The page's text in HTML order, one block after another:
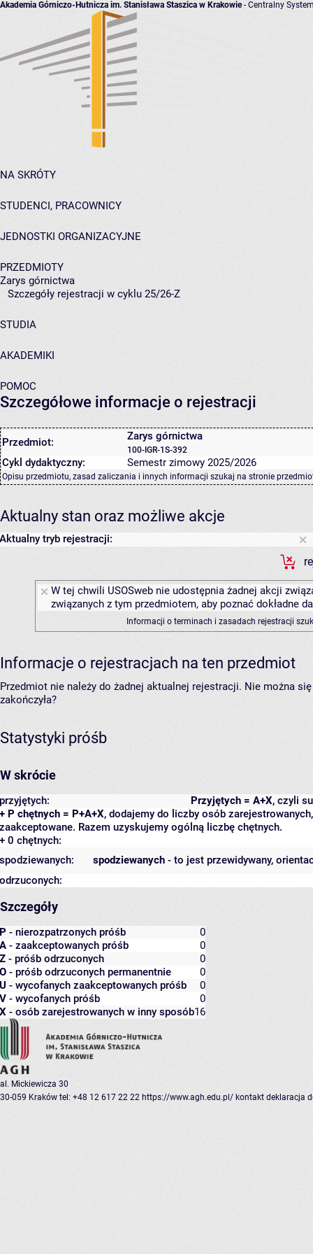
Akademia Górniczo-Hutnicza im. Stanisława Staszica w Krakowie- Centralny
NA SKRÓTY
STUDENCI, PRACOWNICY
JEDNOSTKI ORGANIZACYJNE
PRZEDMIOTY
Zarys górnictwa
Szczegóły rejestracji w cyklu 25/26-Z
STUDIA
AKADEMIKI
POMOC
Szczegółowe informacje o rejestracji
Przedmiot: Zarys górnictwa
100-IGR-1S-392
Cykl dydaktyczny: Semestr zimowy 2025/2026
Opisu przedmiotu, zasad zaliczania i innych informacji szukaj na stronie
Aktualny stan oraz możliwe akcje
Aktualny tryb rejestracji:
W tej chwili USOSweb nie udostępnia żadnej akcji
związanych z tym przedmiotem, aby poznać dokładne
Informacji o terminach i zasadach rejestracji
Informacje o rejestracjach na ten przedmiot
Przedmiot nie należy do żadnej aktualnej rejestracji. Nie można
zakończyła?
Statystyki próśb
W skrócie
Przyjętych = A+X, czyli
przyjętych:
+ P chętnych = P+A+X, dodajemy do liczby osób
zaakceptowane. Razem uzyskujemy ogólną liczbę chętnych.
+ 0 chętnych:
spodziewanych - to jest przewidywany,
spodziewanych:
odrzuconych:
Szczegóły
P - nierozpatrzonych próśb
0
A - zaakceptowanych próśb
0
Z - próśb odrzuconych
0
O - próśb odrzuconych permanentnie
0
U - wycofanych zaakceptowanych próśb
0
V - wycofanych próśb
0
X - osób zarejestrowanych w inny sposób16
al. Mickiewicza 30
30-059 Kraków tel: +48 12 617 22 22 https://www.agh.edu.pl/ kontakt deklaracja